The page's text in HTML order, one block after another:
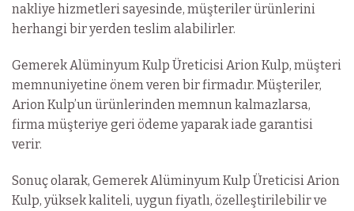
nakliye hizmetleri sayesinde, müşteriler ürünlerini
herhangi bir yerden teslim alabilirler.
Gemerek Alüminyum Kulp Üreticisi Arion Kulp, müşteri
memnuniyetine önem veren bir firmadır. Müşteriler,
Arion Kulp’un ürünlerinden memnun kalmazlarsa,
firma müşteriye geri ödeme yaparak iade garantisi
verir.
Sonuç olarak, Gemerek Alüminyum Kulp Üreticisi Arion
Kulp, yüksek kaliteli, uygun fiyatlı, özelleştirilebilir ve